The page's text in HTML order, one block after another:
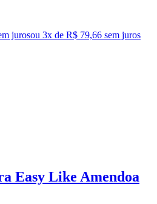
jurosou 3x de R$ 79,66 sem juros
Easy Like Amendoa